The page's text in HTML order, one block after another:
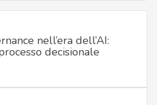
nell’era dell’AI:
decisionale